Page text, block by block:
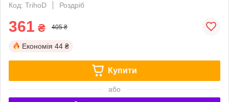
Код: TrihoD
Роздріб
361 ₴ 405 ₴
Економія 44 ₴
Купити
або